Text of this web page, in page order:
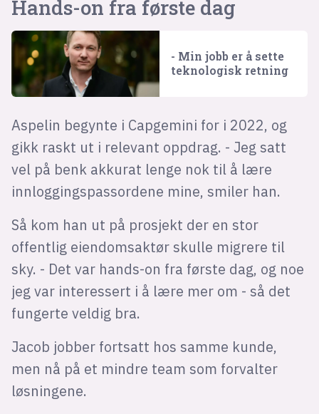
Hands-on fra første dag
- Min jobb er å sette
teknologisk retning
Aspelin begynte i Capgemini for i 2022, og
gikk raskt ut i relevant oppdrag. - Jeg satt
vel på benk akkurat lenge nok til å lære
innloggingspassordene mine, smiler han.
Så kom han ut på prosjekt der en stor
offentlig eiendomsaktør skulle migrere til
sky. - Det var hands-on fra første dag, og noe
jeg var interessert i å lære mer om - så det
fungerte veldig bra.
Jacob jobber fortsatt hos samme kunde,
men nå på et mindre team som forvalter
løsningene.